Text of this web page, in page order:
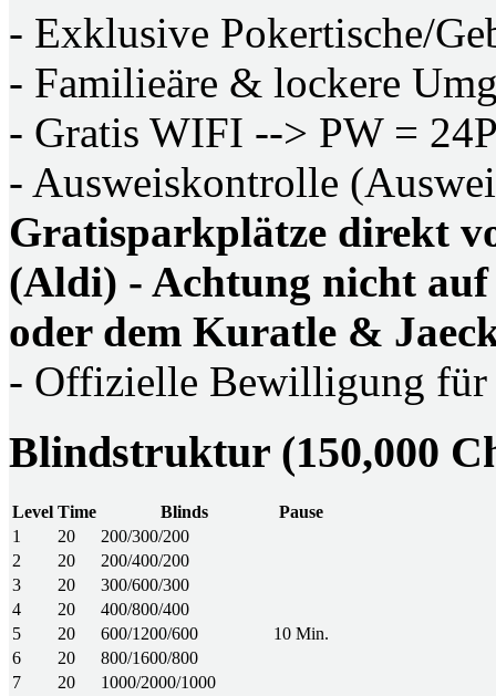
- Exklusive Pokertische/
- Familieäre & lockere
- Gratis WIFI --> PW =
- Ausweiskontrolle
Gratisparkplätze direkt
(Aldi) - Achtung nicht
oder dem Kuratle &
- Offizielle Bewilligung für
Blindstruktur (150,000
Level Time Blinds
Pause
1
20
200/300/200
2
20
200/400/200
3
20
300/600/300
4
20
400/800/400
5
20 600/1200/600
10 Min.
6
20
800/1600/800
7
20
1000/2000/1000